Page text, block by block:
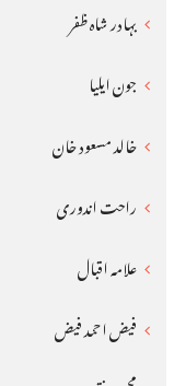
بہادر شاہ ظفر
جون ایلیا
خالد مسعود خان
راحت اندوری
علامہ اقبال
فیض احمد فیض